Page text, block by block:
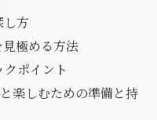
し方
極める方法
ポイント
楽しむための準備と持